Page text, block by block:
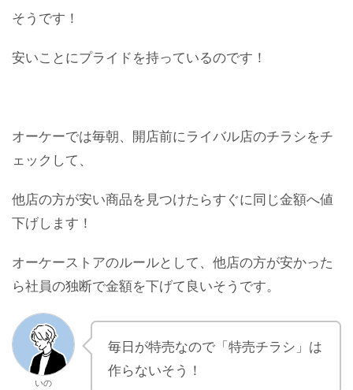
そうです！
安いことにプライドを持っているのです！
オーケーでは毎朝、開店前にライバル店のチラシをチ
ェックして、
他店の方が安い商品を見つけたらすぐに同じ金額へ値
下げします！
オーケーストアのルールとして、他店の方が安かった
ら社員の独断で金額を下げて良いそうです。
いの
毎日が特売なので「特売チラシ」は
作らないそう！